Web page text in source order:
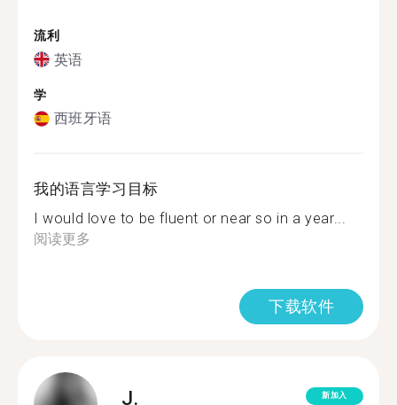
流利
英语
学
西班牙语
我的语言学习目标
I would love to be fluent or near so in a year...
阅读更多
下载软件
J. 新加入